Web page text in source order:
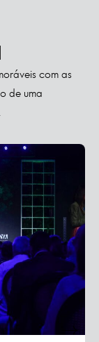
com as
de uma